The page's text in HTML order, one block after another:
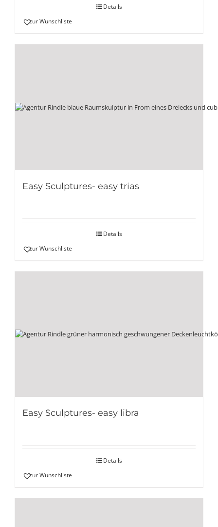
Details
zur Wunschliste
Easy Sculptures- easy trias
Details
zur Wunschliste
Easy Sculptures- easy libra
Details
zur Wunschliste